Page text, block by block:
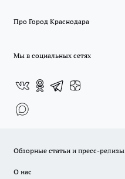
Про Город Краснодара
Мы в социальных сетях
Обзорные статьи и пресс-релизы
О нас